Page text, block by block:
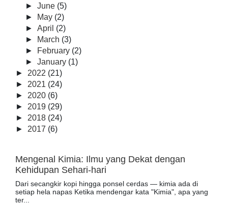
►June (5)
►
May (2)
►April (2)
►
March (3)
►
February (2)
►January (1)
► 2022 (21)
► 2021 (24)
► 2020 (6)
► 2019 (29)
► 2018 (24)
► 2017 (6)
Mengenal Kimia: Ilmu yang Dekat dengan
Kehidupan Sehari-hari
Dari secangkir kopi hingga ponsel cerdas — kimia ada di
setiap hela napas Ketika mendengar kata "Kimia", apa yang
ter...